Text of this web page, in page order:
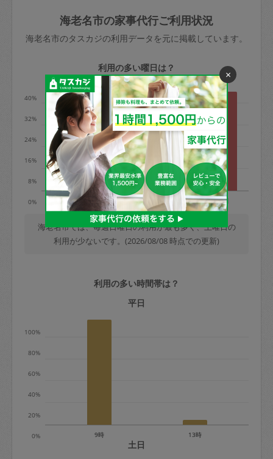
依頼者不在による当日キャンセル＝依頼
金額の100%＋交通費全額
※例：依頼日時／土曜日午前9時開始の場
合、水曜日午前9時以降はキャンセル料が
発生
水曜日9時〜金曜日9時まで＝依頼料金の
50%
金曜日9時～土曜日8時まで＝依頼金額の
100%
土曜日8時〜実施時間＝依頼金額の100%
＋交通費全額
依頼者不在による当日キャンセル＝依頼
金額の100%＋交通費全額
定期契約をキャンセルする場合、毎週定
期は月2回まで隔週定期は月1回までキャ
ンセル料は発生しません。それ以上はキ
※キャンセル料金の設定について：
きた場合は損害保険の対象外となるので
ご注意ください。
玉、など
あわせてこちらも参照ください：初めて
はありますか？
海老名市の家事代行ご利用状況
海老名市のタスカジの利用データを元に掲載しています。
利用の多い曜日は？
0%
8%
16%
24%
32%
40%
火 水 木 土 日
海老名市では、毎週日曜日の利用が最も多く、土曜日の
利用が少ないです。(2026/08/08 時点での更新)
利用の多い時間帯は？
平日
0%
20%
40%
60%
80%
100%
9時 13時
土日
×